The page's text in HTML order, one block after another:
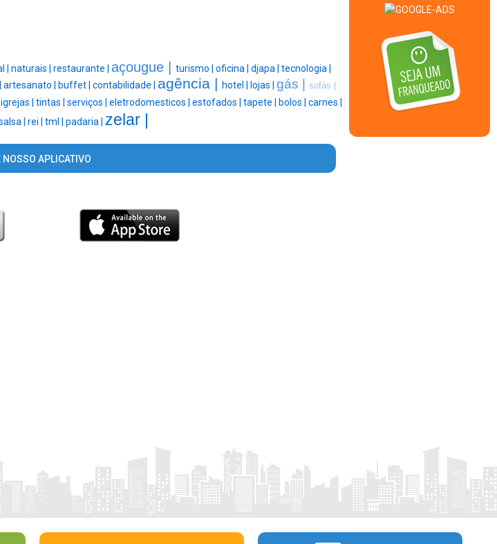
| naturais | restaurante | açougue | turismo | oficina | djapa | tecnologia |
artesanato | buffet | contabilidade | agência | hotel | lojas | gás | sofás |
igrejas | tintas | serviços | eletrodomesticos | estofados | tapete | bolos | carnes |
| rei | tml | padaria | zelar |
NOSSO APLICATIVO